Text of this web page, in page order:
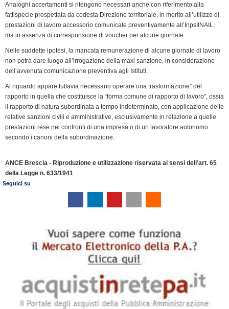
Analoghi accertamenti si ritengono necessari anche con riferimento alla
fattispecie prospettata da codesta Direzione territoriale, in merito all’utilizzo di
prestazioni di lavoro accessorio comunicate preventivamente all’InpsIINAIL,
ma in assenza di corresponsione di voucher per alcune giornate.
Nelle suddette ipotesi, la mancata remunerazione di alcune giornate di lavoro
non potrà dare luogo all’irrogazione della maxi sanzione, in considerazione
dell’avvenuta comunicazione preventiva agli Istituti.
Al riguardo appare tuttavia necessario operare una trasformazione” del
rapporto in quella che costituisce la “forma comune di rapporto di lavoro”, ossia
il rapporto di natura subordinata a tempo indeterminato, con applicazione delle
relative sanzioni civili e amministrative, esclusivamente in relazione a quelle
prestazioni rese nei confronti di una impresa o di un lavoratore autonomo
secondo i canoni della subordinazione.
ANCE Brescia - Riproduzione e utilizzazione riservata ai sensi dell’art. 65
della Legge n. 633/1941
Seguici su